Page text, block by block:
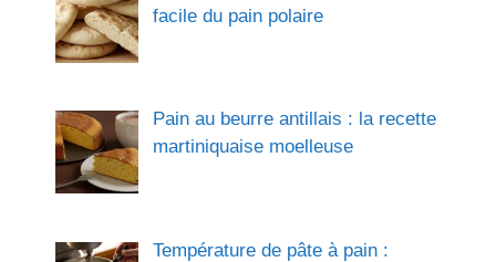
facile du pain polaire
Pain au beurre antillais : la recette
martiniquaise moelleuse
Température de pâte à pain :